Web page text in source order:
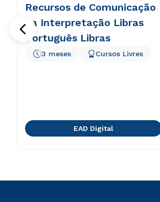
Recursos de Comunicação
na Interpretação Libras
Português Libras
3 meses Cursos Livres
EAD Digital